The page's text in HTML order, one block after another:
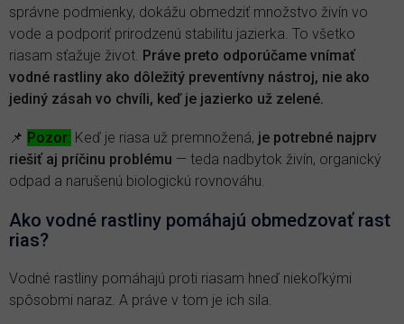
správne podmienky, dokážu obmedziť množstvo živín vo
vode a podporiť prirodzenú stabilitu jazierka. To všetko
riasam sťažuje život. Práve preto odporúčame vnímať
vodné rastliny ako dôležitý preventívny nástroj, nie ako
jediný zásah vo chvíli, keď je jazierko už zelené.
📌 Pozor: Keď je riasa už premnožená, je potrebné najprv
riešiť aj príčinu problému — teda nadbytok živín, organický
odpad a narušenú biologickú rovnováhu.
Ako vodné rastliny pomáhajú obmedzovať rast
rias?
Vodné rastliny pomáhajú proti riasam hneď niekoľkými
spôsobmi naraz. A práve v tom je ich sila.